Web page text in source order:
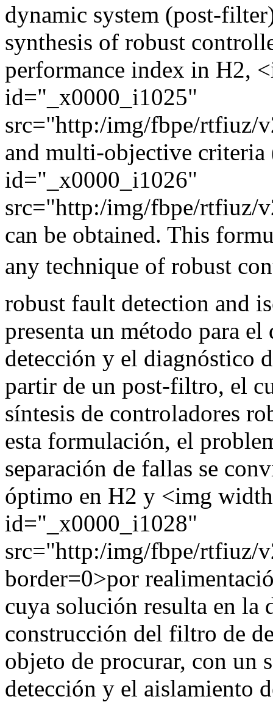
dynamic system (post-
synthesis of robust
performance index in H2,
id="_x0000_i1025"
src="http:/img/fbpe/rtfiuz/
and multi-objective
id="_x0000_i1026"
src="http:/img/fbpe/rtfiuz/
can be obtained. This
any technique of robust
robust fault detection and
presenta un método para
detección y el diagnóstico
partir de un post-filtro, el
síntesis de controladores
esta formulación, el
separación de fallas se
óptimo en H2 y <img
id="_x0000_i1028"
src="http:/img/fbpe/rtfiuz/
border=0>por
cuya solución resulta en
construcción del filtro de
objeto de procurar, con un
detección y el aislamiento